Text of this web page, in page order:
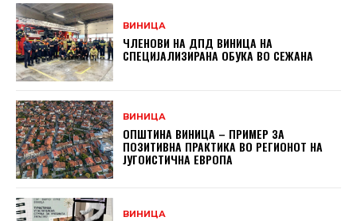
ВИНИЦА
ЧЛЕНОВИ НА ДПД ВИНИЦА НА
СПЕЦИЈАЛИЗИРАНА ОБУКА ВО СЕЖАНА
ВИНИЦА
ОПШТИНА ВИНИЦА – ПРИМЕР ЗА
ПОЗИТИВНА ПРАКТИКА ВО РЕГИОНОТ НА
ЈУГОИСТИЧНА ЕВРОПА
ВИНИЦА